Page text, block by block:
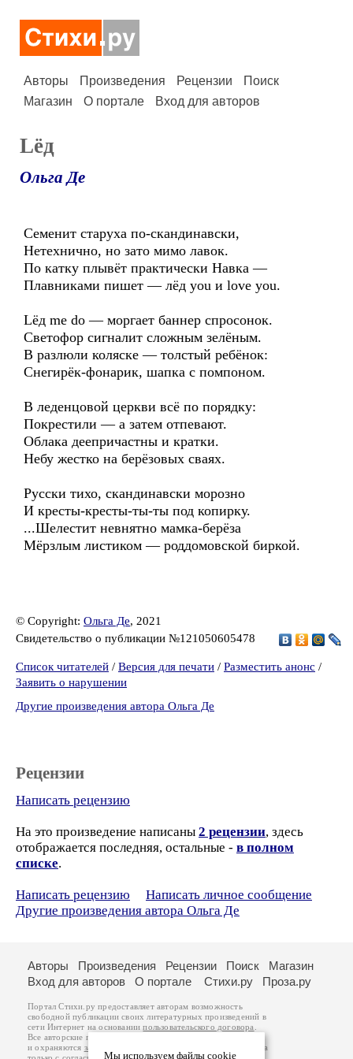
Авторы Произведения Рецензии
Поиск
Магазин
О портале Вход для авторов
Lёд
Ольга Де
Семенит старуха по-скандинавски,
Нетехнично, но зато мимо лавок.
По катку плывёт практически Навка —
Плавниками пишет — лёд you и love you.
Lёд me do — моргает баннер спросонок.
Светофор сигналит сложным зелёным.
В разлюли коляске — толстый ребёнок:
Снегирёк-фонарик, шапка с помпоном.
В леденцовой церкви всё по порядку:
Покрестили — а затем отпевают.
Облака деепричастны и кратки.
Небу жестко на берёзовых сваях.
Русски тихо, скандинавски морозно
И кресты-кресты-ты-ты под копирку.
...Шелестит невнятно мамка-берёза
Мёрзлым листиком — роддомовской биркой.
© Copyright: Ольга Де, 2021
Свидетельство о публикации №121050605478
Список читателей / Версия для печати / Разместить анонс /
Заявить о нарушении
Другие произведения автора Ольга Де
Рецензии
Написать рецензию
На это произведение написаны 2 рецензии, здесь
отображается последняя, остальные - в полном
списке.
Написать рецензию
Написать личное сообщение
Другие произведения автора Ольга Де
Мы используем файлы cookie
Авторы Произведения Рецензии Поиск
Магазин
Вход для авторов
О портале Стихи.ру Проза.ру
Портал Стихи.ру предоставляет авторам возможность
свободной публикации своих литературных произведений в
сети Интернет на основаниипользовательского договора
Все авторские права на произведения принадлежат авторам
и охраняются законом
. Перепечатка произведений возможна